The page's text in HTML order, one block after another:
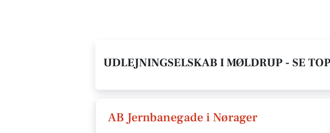
UDLEJNINGSELSKAB I MØLDRUP - SE
AB Jernbanegade i Nørager